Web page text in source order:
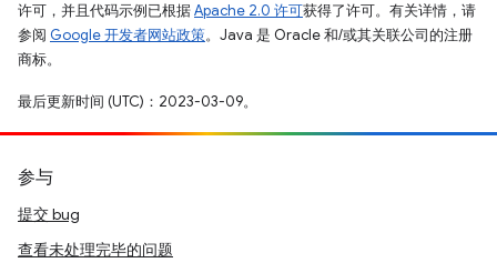
许可，并且代码示例已根据Apache 2.0 许可获得了许可。有关详情，请
参阅 Google 开发者网站政策。Java 是 Oracle 和/或其关联公司的注册
商标。
最后更新时间 (UTC)：2023-03-09。
参与
提交 bug
查看未处理完毕的问题